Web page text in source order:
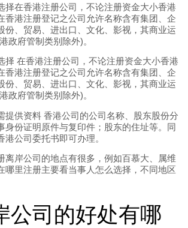
择在香港注册公司，不论注册资金大小香港
香港注册登记之公司允许名称含有集团、企
份、贸易、进出口、文化、影视，其商业运
政府管制类别除外)。
择 在香港注册公司，不论注册资金大小香港
香港注册登记之公司允许名称含有集团、企
份、贸易、进出口、文化、影视，其商业运
政府管制类别除外)。
提供资料 香港公司的公司名称、股东股份分
身份证明原件与复印件；股东的住址等。同
港公司委托书即可办理。
离岸公司的地点有很多，例如百慕大、属维
哪里注册主要看当事人怎么选择，不同地区
公司的好处有哪